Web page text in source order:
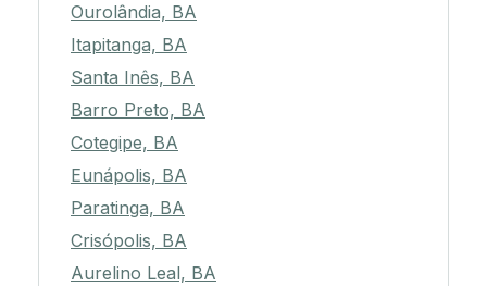
Ourolândia, BA
Itapitanga, BA
Santa Inês, BA
Barro Preto, BA
Cotegipe, BA
Eunápolis, BA
Paratinga, BA
Crisópolis, BA
Aurelino Leal, BA